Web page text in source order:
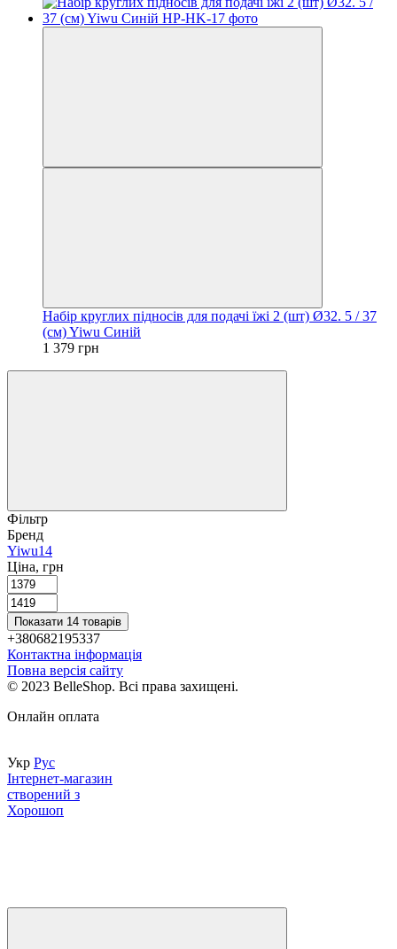
Набір круглих підносів для подачі їжі 2 (шт) Ø32. 5 / 37
(см) Yiwu Синій
1 379 грн
Фільтр
Бренд
Yiwu14
Ціна, грн
Показати 14 товарів
+380682195337
Контактна інформація
Повна версія сайту
© 2023 BelleShop. Всі права захищені.
Онлайн оплата
Укр Рус
Інтернет-магазин
створений з
Хорошоп